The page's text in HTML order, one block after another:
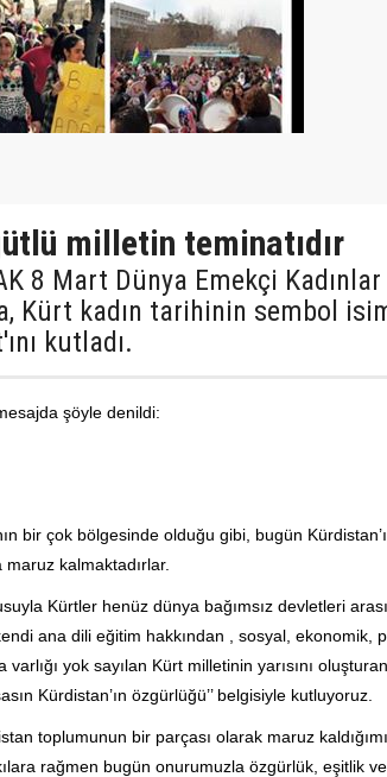
milletin teminatıdır
8 Mart Dünya Emekçi Kadınlar
Kürt kadın tarihinin sembol
kutladı.
şöyle denildi:
bir çok bölgesinde olduğu gibi, bugün
kalmaktadırlar.
Kürtler henüz dünya bağımsız devletleri
ana dili eğitim hakkından , sosyal, ekonomik,
yok sayılan Kürt milletinin yarısını
Kürdistan’ın özgürlüğü’’ belgisiyle kutluyoruz.
toplumunun bir parçası olarak maruz
rağmen bugün onurumuzla özgürlük, eşitlik